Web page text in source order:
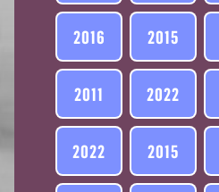
2016 2015
2011 2022
2022 2015